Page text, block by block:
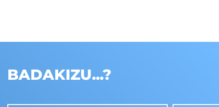
BADAKIZU...?